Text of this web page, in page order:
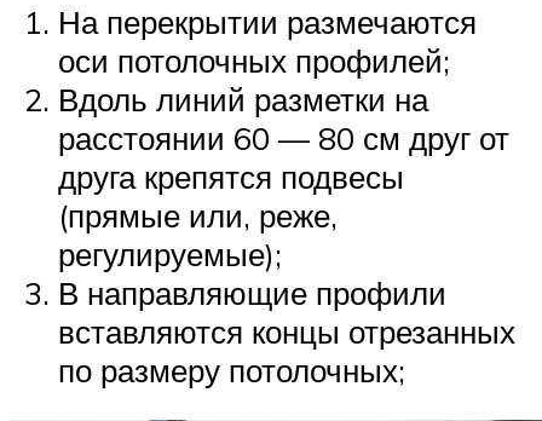
На перекрытии размечаются
оси потолочных профилей;
Вдоль линий разметки на
расстоянии 60 — 80 см друг от
друга крепятся подвесы
(прямые или, реже,
регулируемые);
В направляющие профили
вставляются концы отрезанных
по размеру потолочных;